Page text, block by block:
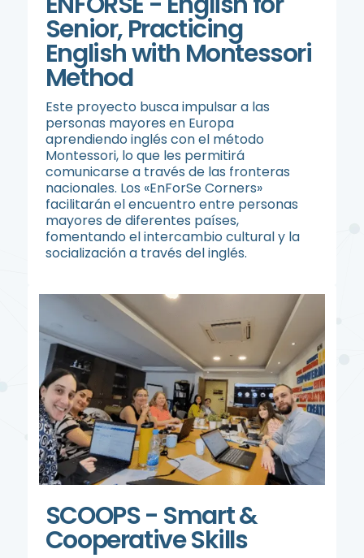
Senior, Practicing
English with Montessori
Method
Este proyecto busca impulsar a las
personas mayores en Europa
aprendiendo inglés con el método
Montessori, lo que les permitirá
comunicarse a través de las fronteras
nacionales. Los «EnForSe Corners»
facilitarán el encuentro entre personas
mayores de diferentes países,
fomentando el intercambio cultural y la
socialización a través del inglés.
SCOOPS - Smart &
Cooperative Skills